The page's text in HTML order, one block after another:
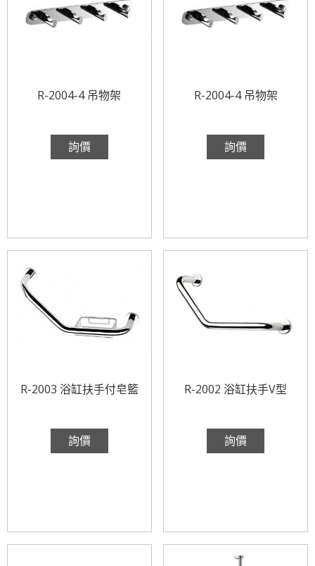
R-2004-4 吊物架
詢價
R-2004-4 吊物架
詢價
R-2003 浴缸扶手付皂籃
詢價
R-2002 浴缸扶手V型
詢價